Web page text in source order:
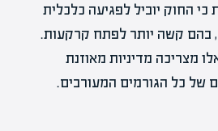
החוק יוביל לפגיעה כלכלית
בהם קשה יותר לפתח קרקעות.
מצריכה מדיניות מאוזנת
של כל הגורמים המעורבים.